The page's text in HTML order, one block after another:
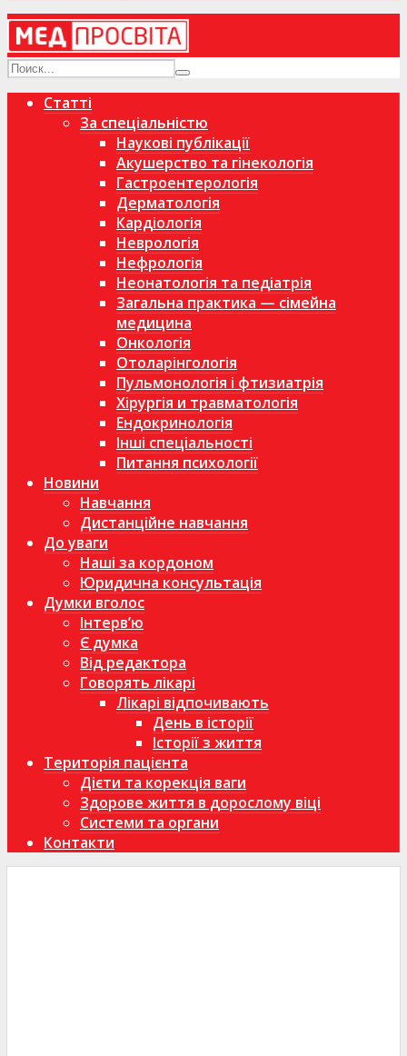
Статті
За спеціальністю
Наукові публікації
Акушерство та гінекологія
Гастроентерологія
Дерматологія
Кардіологія
Неврологія
Нефрологія
Неонатологія та педіатрія
Загальна практика — сімейна
медицина
Онкологія
Отоларінгологія
Пульмонологія і фтизиатрія
Хірургія и травматологія
Ендокринологія
Інші спеціальності
Питання психології
Новини
Навчання
Дистанційне навчання
До уваги
Наші за кордоном
Юридична консультація
Думки вголос
Інтерв’ю
Є думка
Від редактора
Говорять лікарі
Лікарі відпочивають
День в історії
Історії з життя
Територія пацієнта
Дієти та корекція ваги
Здорове життя в дорослому віці
Системи та органи
Контакти